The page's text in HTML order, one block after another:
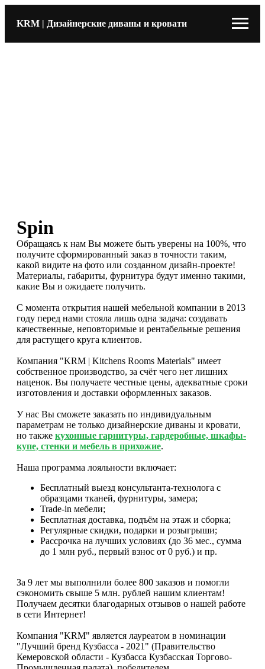
KRM | Дизайнерские диваны и кровати
Spin
Обращаясь к нам Вы можете быть уверены на 100%, что
получите сформированный заказ в точности таким,
какой видите на фото или созданном дизайн-проекте!
Материалы, габариты, фурнитура будут именно такими,
какие Вы и ожидаете получить.
С момента открытия нашей мебельной компании в 2013
году перед нами стояла лишь одна задача: создавать
качественные, неповторимые и рентабельные решения
для растущего круга клиентов.
Компания "KRM | Kitchens Rooms Materials" имеет
собственное производство, за счёт чего нет лишних
наценок. Вы получаете честные цены, адекватные сроки
изготовления и доставки оформленных заказов.
У нас Вы сможете заказать по индивидуальным
параметрам не только дизайнерские диваны и кровати,
но также кухонные гарнитуры, гардеробные, шкафы-
купе, стенки и мебель в прихожие.
Наша программа лояльности включает:
Бесплатный выезд консультанта-технолога с
образцами тканей, фурнитуры, замера;
Trade-in мебели;
Бесплатная доставка, подъём на этаж и сборка;
Регулярные скидки, подарки и розыгрыши;
Рассрочка на лучших условиях (до 36 мес., сумма
до 1 млн руб., первый взнос от 0 руб.) и пр.
За 9 лет мы выполнили более 800 заказов и помогли
сэкономить свыше 5 млн. рублей нашим клиентам!
Получаем десятки благодарных отзывов о нашей работе
в сети Интернет!
Компания "KRM" является лауреатом в номинации
"Лучший бренд Кузбасса - 2021" (Правительство
Кемеровской области - Кузбасса Кузбасская Торгово-